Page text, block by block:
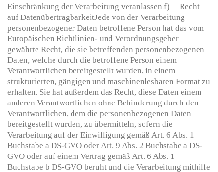
Einschränkung der Verarbeitung veranlassen.f) Recht
auf DatenübertragbarkeitJede von der Verarbeitung
personenbezogener Daten betroffene Person hat das vom
Europäischen Richtlinien- und Verordnungsgeber
gewährte Recht, die sie betreffenden personenbezogenen
Daten, welche durch die betroffene Person einem
Verantwortlichen bereitgestellt wurden, in einem
strukturierten, gängigen und maschinenlesbaren Format zu
erhalten. Sie hat außerdem das Recht, diese Daten einem
anderen Verantwortlichen ohne Behinderung durch den
Verantwortlichen, dem die personenbezogenen Daten
bereitgestellt wurden, zu übermitteln, sofern die
Verarbeitung auf der Einwilligung gemäß Art. 6 Abs. 1
Buchstabe a DS-GVO oder Art. 9 Abs. 2 Buchstabe a DS-
GVO oder auf einem Vertrag gemäß Art. 6 Abs. 1
Buchstabe b DS-GVO beruht und die Verarbeitung mithilfe